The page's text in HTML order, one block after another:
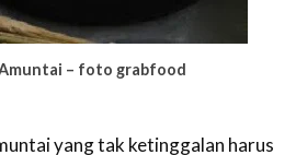
Amuntai – foto grabfood
yang tak ketinggalan harus